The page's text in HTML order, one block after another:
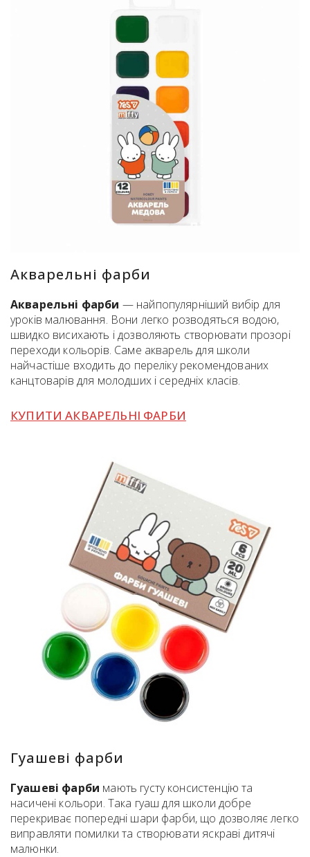
Акварельні фарби
Акварельні фарби — найпопулярніший вибір для
уроків малювання. Вони легко розводяться водою,
швидко висихають і дозволяють створювати прозорі
переходи кольорів. Саме акварель для школи
найчастіше входить до переліку рекомендованих
канцтоварів для молодших і середніх класів.
КУПИТИ АКВАРЕЛЬНІ ФАРБИ
Гуашеві фарби
Гуашеві фарби мають густу консистенцію та
насичені кольори. Така гуаш для школи добре
перекриває попередні шари фарби, що дозволяє легко
виправляти помилки та створювати яскраві дитячі
малюнки.